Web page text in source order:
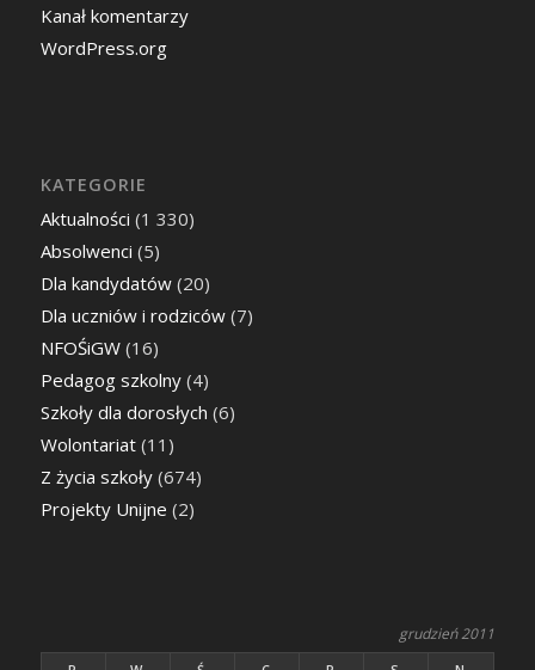
Kanał komentarzy
WordPress.org
KATEGORIE
Aktualności (1 330)
Absolwenci (5)
Dla kandydatów(20)
Dla uczniów i rodziców(7)
NFOŚiGW(16)
Pedagog szkolny(4)
Szkoły dla dorosłych (6)
Wolontariat(11)
Z życia szkoły(674)
Projekty Unijne (2)
grudzień 2011